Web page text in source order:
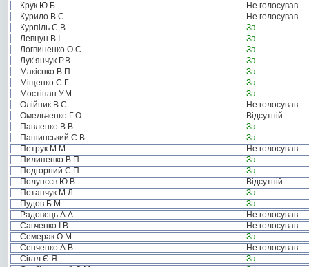
Крук Ю.Б.
Не голосував
Курило В.С.
Не голосував
Курпіль С.В.
За
Левцун В.І.
За
Логвиненко О.С.
За
Лук’янчук Р.В.
За
Макієнко В.П.
За
Міщенко С.Г.
За
Мостіпан У.М.
За
Олійник В.С.
Не голосував
Омельченко Г.О.
Відсутній
Павленко В.В.
За
Пашинський С.В.
За
Петрук М.М.
Не голосував
Пилипенко В.П.
За
Подгорний С.П.
За
Полунєєв Ю.В.
Відсутній
Потапчук М.Л.
За
Пудов Б.М.
За
Радовець А.А.
Не голосував
Савченко І.В.
Не голосував
Семерак О.М.
За
Сенченко А.В.
Не голосував
Сігал Є.Я.
За